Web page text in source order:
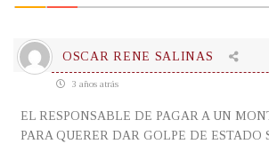
OSCAR RENE SALINAS
3 años atrás
EL RESPONSABLE DE PAGAR A UN
PARA QUERER DAR GOLPE DE ESTADO